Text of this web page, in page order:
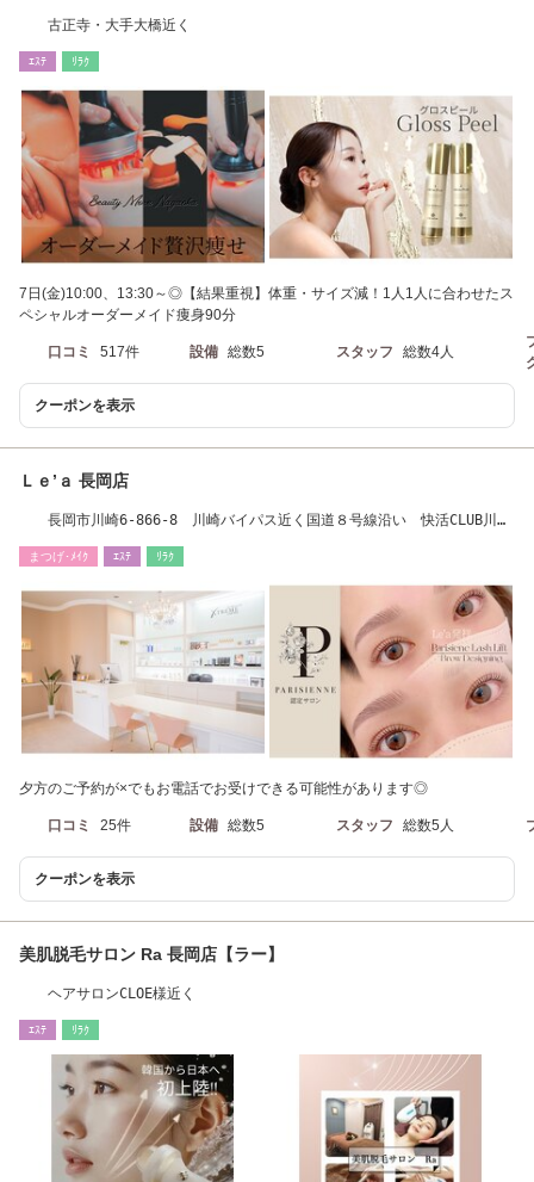
古正寺・大手大橋近く
ｴｽﾃ ﾘﾗｸ
7日(金)10:00、13:30～◎【結果重視】体重・サイズ減！1人1人に合わせたス
ペシャルオーダーメイド痩身90分
口コミ 517件 設備 総数5 スタッフ 総数4人
クーポンを表示
Ｌｅ’ａ 長岡店
長岡市川崎6-866-8 川崎バイパス近く国道８号線沿い 快活CLUB川崎
まつげ･ﾒｲｸ ｴｽﾃ ﾘﾗｸ
夕方のご予約が×でもお電話でお受けできる可能性があります◎
口コミ 25件 設備 総数5 スタッフ 総数5人
クーポンを表示
美肌脱毛サロン Ra 長岡店【ラー】
ヘアサロンCLOE様近く
ｴｽﾃ ﾘﾗｸ